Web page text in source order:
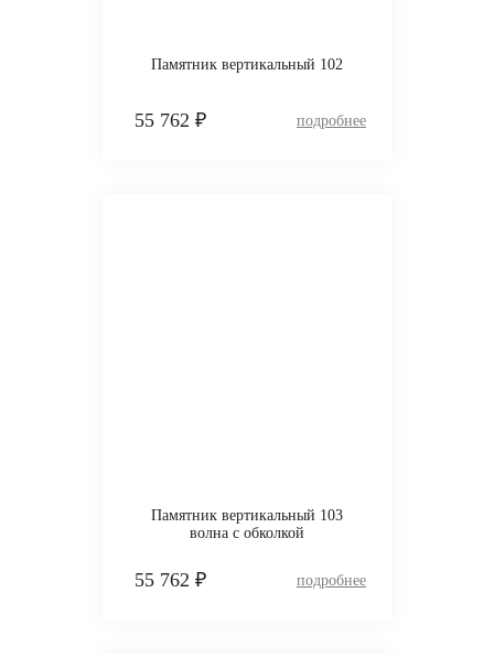
Памятник вертикальный 102
55 762 ₽
Памятник вертикальный 103
волна с обколкой
55 762 ₽